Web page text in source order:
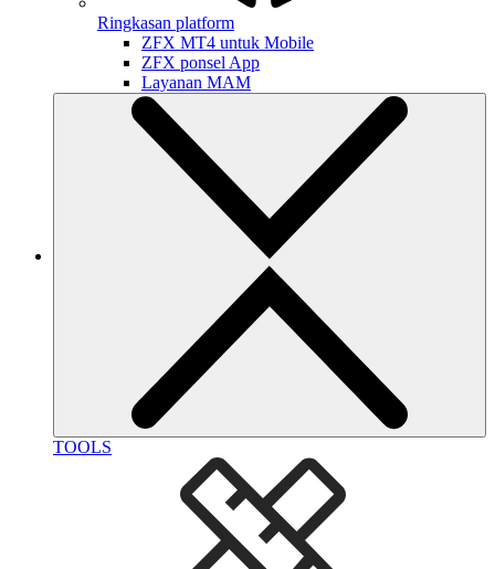
Ringkasan platform
ZFX MT4 untuk Mobile
ZFX ponsel App
Layanan MAM
TOOLS